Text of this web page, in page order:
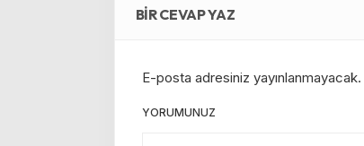
BIR CEVAP YAZ
E-posta adresiniz yayınlanmayacak.
YORUMUNUZ